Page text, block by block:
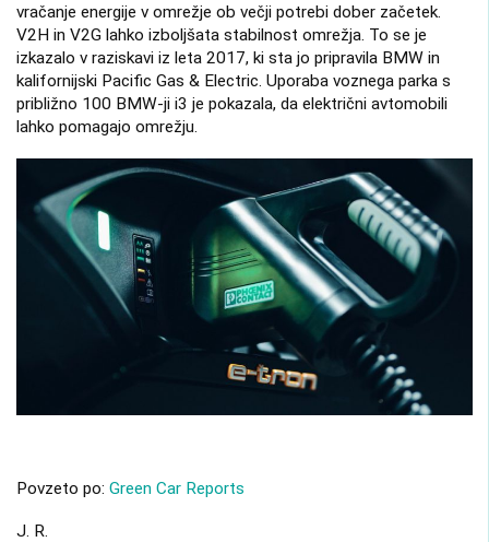
vračanje energije v omrežje ob večji potrebi dober začetek.
V2H in V2G lahko izboljšata stabilnost omrežja. To se je
izkazalo v raziskavi iz leta 2017, ki sta jo pripravila BMW in
kalifornijski Pacific Gas & Electric. Uporaba voznega parka s
približno 100 BMW-ji i3 je pokazala, da električni avtomobili
lahko pomagajo omrežju.
Povzeto po: Green Car Reports
J. R.